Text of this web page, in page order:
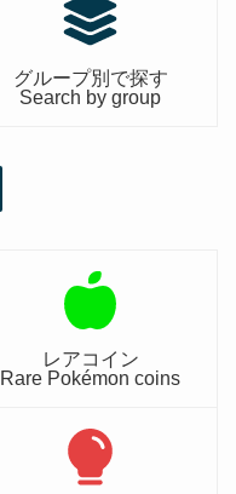
グループ別で探す
Search by group
レアコイン
Rare Pokémon coins